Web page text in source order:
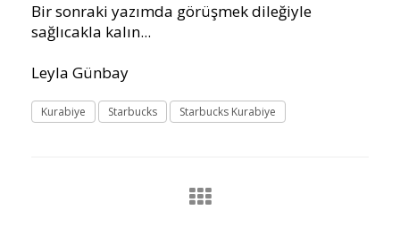
Bir sonraki yazımda görüşmek dileğiyle
sağlıcakla kalın...
Leyla Günbay
Kurabiye Starbucks Starbucks Kurabiye